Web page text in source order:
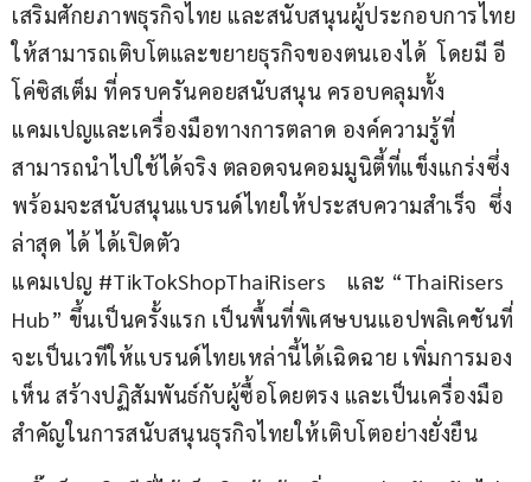
เสริมศักยภาพธุรกิจไทย และสนับสนุนผู้ประกอบการไทย
ให้สามารถเติบโตและขยายธุรกิจของตนเองได้  โดยมี อี
โค่ซิสเต็ม ที่ครบครันคอยสนับสนุน ครอบคลุมทั้ง
แคมเปญและเครื่องมือทางการตลาด องค์ความรู้ที่
สามารถนำไปใช้ได้จริง ตลอดจนคอมมูนิตี้ที่แข็งแกร่งซึ่ง
พร้อมจะสนับสนุนแบรนด์ไทยให้ประสบความสำเร็จ  ซึ่ง
ล่าสุด ได้ ได้เปิดตัว
แคมเปญ #TikTokShopThaiRisers    และ “ThaiRisers
Hub” ขึ้นเป็นครั้งแรก เป็นพื้นที่พิเศษบนแอปพลิเคชันที่
จะเป็นเวทีให้แบรนด์ไทยเหล่านี้ได้เฉิดฉาย เพิ่มการมอง
เห็น สร้างปฏิสัมพันธ์กับผู้ซื้อโดยตรง และเป็นเครื่องมือ
สำคัญในการสนับสนุนธุรกิจไทยให้เติบโตอย่างยั่งยืน